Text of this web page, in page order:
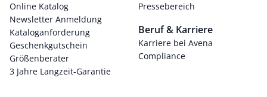
Online Katalog
Newsletter Anmeldung
Kataloganforderung
Geschenkgutschein
Größenberater
3 Jahre Langzeit-Garantie
Pressebereich
Beruf & Karriere
Karriere bei Avena
Compliance